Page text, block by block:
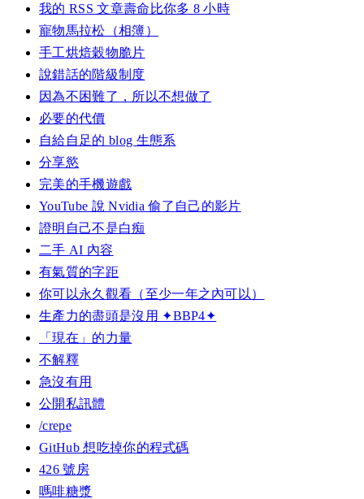
我的 RSS 文章壽命比你多 8 小時
寵物馬拉松（相簿）
手工烘焙穀物脆片
說錯話的階級制度
因為不困難了，所以不想做了
必要的代價
自給自足的 blog 生態系
分享慾
完美的手機遊戲
YouTube 說 Nvidia 偷了自己的影片
證明自己不是白痴
二手 AI 內容
有氣質的字距
你可以永久觀看（至少一年之內可以）
生產力的盡頭是沒用 ✦BBP4✦
「現在」的力量
不解釋
急沒有用
公開私訊體
/crepe
GitHub 想吃掉你的程式碼
426 號房
嗎啡糖漿